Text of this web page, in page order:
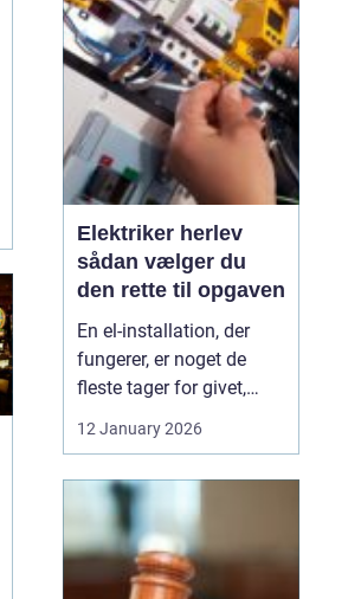
Elektriker herlev
sådan vælger du
den rette til opgaven
En el-installation, der
fungerer, er noget de
fleste tager for givet,
eller en stikkontakt bliver
problemer, kan det
hurtigt blive både utrygt
og dyrt, hvis der ikke
reageres rigtigt. Derfor
12 January 2026